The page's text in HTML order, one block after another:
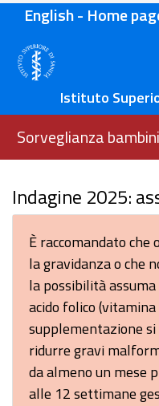
English - Home
Istituto
Sorveglianza
Indagine 2025:
È raccomandato che
la gravidanza o che
la possibilità
acido folico (vitamina
supplementazione
ridurre gravi
da almeno un mese
alle 12 settimane